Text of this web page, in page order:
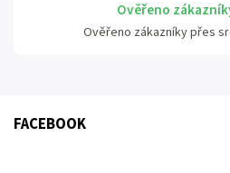
Ověřeno
Ověřeno zákazníky přes
FACEBOOK